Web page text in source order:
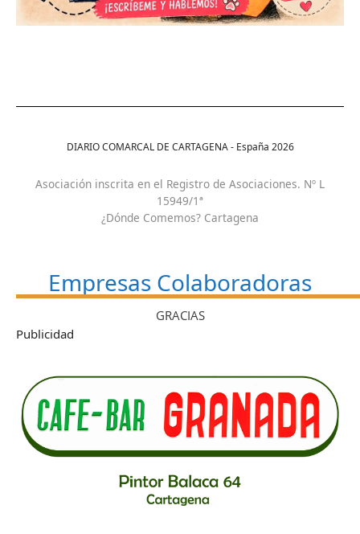
DIARIO COMARCAL DE CARTAGENA - España 2026
Asociación inscrita en el Registro de Asociaciones. Nº L
15949/1ª
¿Dónde Comemos? Cartagena
Empresas Colaboradoras
GRACIAS
Publicidad